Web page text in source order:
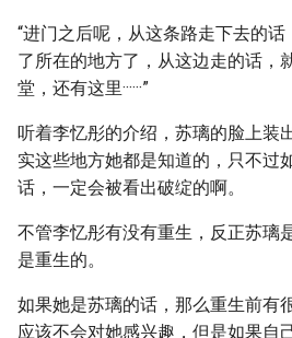
“进门之后呢，从这条路走下去的
了所在的地方了，从这边走的话，
堂，还有这里······”
听着李忆彤的介绍，苏璃的脸上装
实这些地方她都是知道的，只不过
话，一定会被看出破绽的啊。
不管李忆彤有没有重生，反正苏璃
是重生的。
如果她是苏璃的话，那么重生前有
应该不会对她感兴趣，但是如果自